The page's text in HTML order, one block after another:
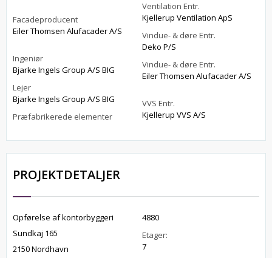
Facadeproducent
Eiler Thomsen Alufacader A/S
Ingeniør
Bjarke Ingels Group A/S BIG
Lejer
Bjarke Ingels Group A/S BIG
Præfabrikerede elementer
Ventilation Entr.
Kjellerup Ventilation ApS
Vindue- & døre Entr.
Deko P/S
Vindue- & døre Entr.
Eiler Thomsen Alufacader A/S
VVS Entr.
Kjellerup VVS A/S
PROJEKTDETALJER
Opførelse af kontorbyggeri
Sundkaj 165
2150 Nordhavn
4880
Etager:
7